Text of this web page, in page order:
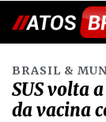
BRASIL &
SUS volta
da vacina